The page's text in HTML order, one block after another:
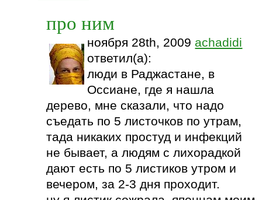
про ним
ноября 28th, 2009 achadidi
ответил(а):
люди в Раджастане, в
Оссиане, где я нашла
дерево, мне сказали, что надо
съедать по 5 листочков по утрам,
тада никаких простуд и инфекций
не бывает, а людям с лихорадкой
дают есть по 5 листиков утром и
вечером, за 2-3 дня проходит.